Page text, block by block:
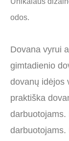
odos.
Dovana vyrui
gimtadienio
dovanų idėjos
praktiška
darbuotojams.
darbuotojams.